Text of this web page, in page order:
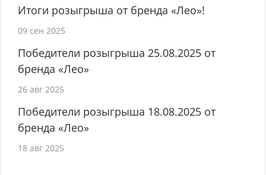
Итоги розыгрыша от бренда «Лео»!
09 сен 2025
Победители розыгрыша 25.08.2025 от
бренда «Лео»
26 авг 2025
Победители розыгрыша 18.08.2025 от
бренда «Лео»
18 авг 2025